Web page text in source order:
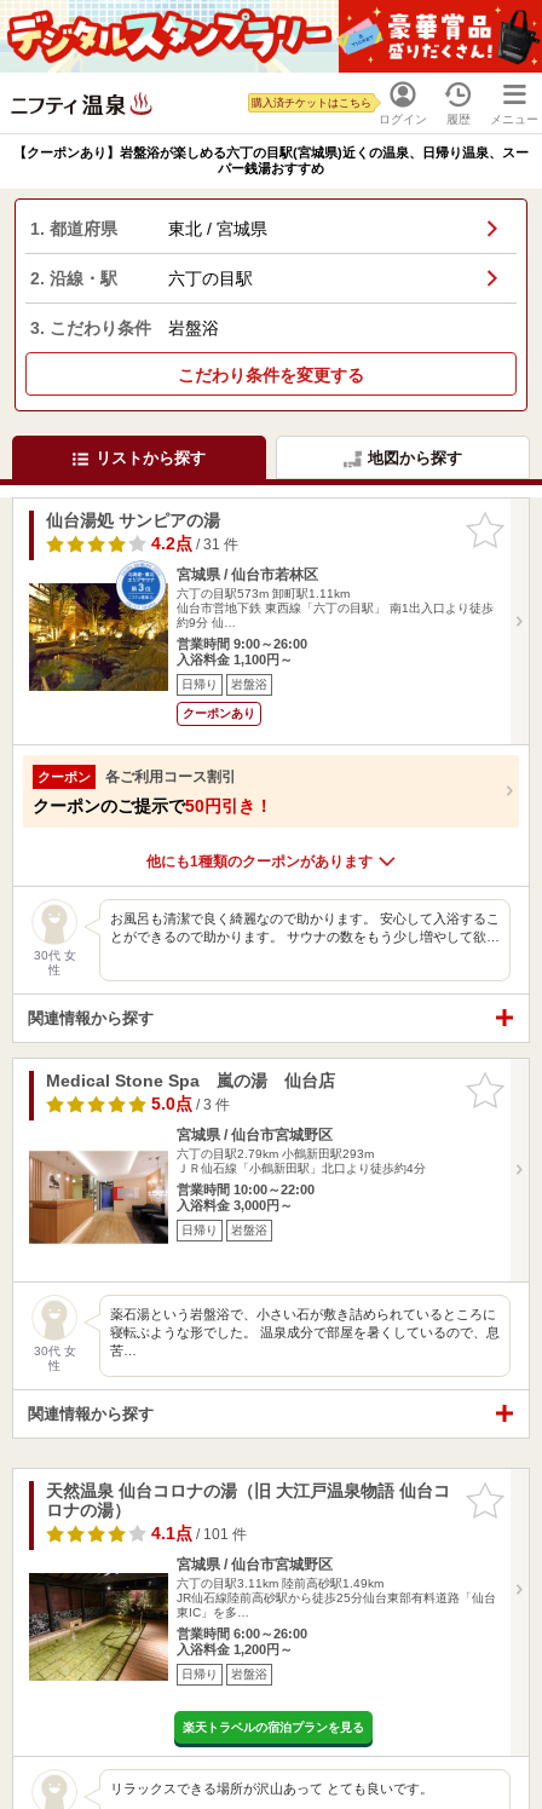
ログイン
購入済チケットはこちら
履歴 メニュー
【クーポンあり】岩盤浴が楽しめる六丁の目駅(宮城県)近くの温泉、日帰り温泉、スー
パー銭湯おすすめ
1. 都道府県 東北 / 宮城県
2. 沿線・駅 六丁の目駅
3. こだわり条件 岩盤浴
こだわり条件を変更する
リストから探す 地図から探す
お気に入
りに追加
仙台湯処 サンピアの湯
4.2点/ 31 件
宮城県 / 仙台市若林区
六丁の目駅573m 卸町駅1.11km
仙台市営地下鉄 東西線「六丁の目駅」 南1出入口より徒歩
約9分 仙…
営業時間 9:00～26:00
入浴料金 1,100円～
日帰り 岩盤浴
クーポンあり
クーポン 各ご利用コース割引
クーポンのご提示で50円引き！
他にも1種類のクーポンがあります
30代 女
性
お風呂も清潔で良く綺麗なので助かります。 安心して入浴するこ
とができるので助かります。 サウナの数をもう少し増やして欲…
関連情報から探す
お気に入
りに追加
Medical Stone Spa 嵐の湯 仙台店
5.0点/ 3 件
宮城県 / 仙台市宮城野区
六丁の目駅2.79km 小鶴新田駅293m
ＪＲ仙石線「小鶴新田駅」北口より徒歩約4分
営業時間 10:00～22:00
入浴料金 3,000円～
日帰り 岩盤浴
30代 女
性
薬石湯という岩盤浴で、小さい石が敷き詰められているところに
寝転ぶような形でした。 温泉成分で部屋を暑くしているので、息
苦…
関連情報から探す
お気に入
りに追加
天然温泉 仙台コロナの湯（旧 大江戸温泉物語 仙台コ
ロナの湯）
4.1点/ 101 件
宮城県 / 仙台市宮城野区
六丁の目駅3.11km 陸前高砂駅1.49km
JR仙石線陸前高砂駅から徒歩25分仙台東部有料道路「仙台
東IC」を多…
営業時間 6:00～26:00
入浴料金 1,200円～
日帰り 岩盤浴
楽天トラベルの宿泊プランを見る
リラックスできる場所が沢山あって とても良いです。